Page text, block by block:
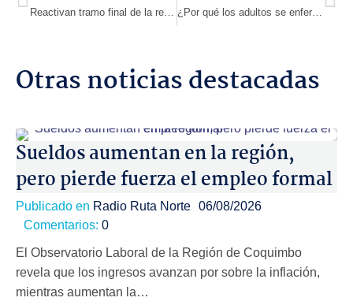
¿Por qué los adultos se enferman más fuerte con los virus de los niños?
Otras noticias destacadas
Sueldos aumentan en la región,
pero pierde fuerza el empleo formal
Publicado en Radio Ruta Norte 06/08/2026
Comentarios: 0
El Observatorio Laboral de la Región de Coquimbo
revela que los ingresos avanzan por sobre la inflación,
mientras aumentan la…